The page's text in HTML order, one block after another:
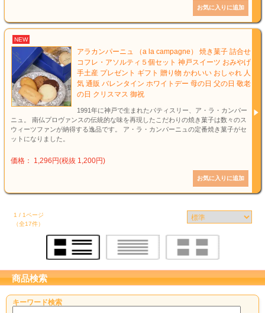
NEW
アラカンパーニュ （a la campagne） 焼き菓子 詰合せ
コフレ・アソルティ５個セット 神戸スイーツ おみやげ
手土産 プレゼント ギフト 贈り物 かわいい おしゃれ 人
気 通販 バレンタイン ホワイトデー 母の日 父の日 敬老
の日 クリスマス 御祝
1991年に神戸で生まれたパティスリー、ア・ラ・カンパー
ニュ。 南仏プロヴァンスの伝統的な味を再現したこだわりの焼き菓子は数々のス
ウィーツファンが納得する逸品です。 ア・ラ・カンパーニュの定番焼き菓子がセ
ットになりました。
価格： 1,296円(税抜 1,200円)
1 / 1ページ
（全17件）
商品検索
キーワード検索